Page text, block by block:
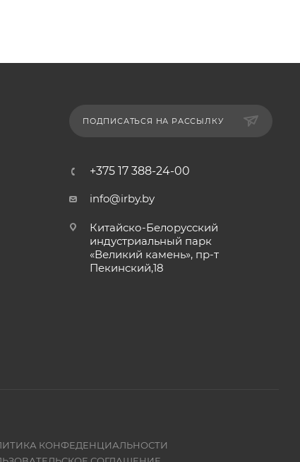
ПОДПИСАТЬСЯ НА РАССЫЛКУ
+375 17 388-24-00
info@irby.by
Китайско-Белорусский
индустриальный парк
«Великий камень», пр-т
Пекинский,18
КОНФЕДЕНЦИАЛЬНОСТИ